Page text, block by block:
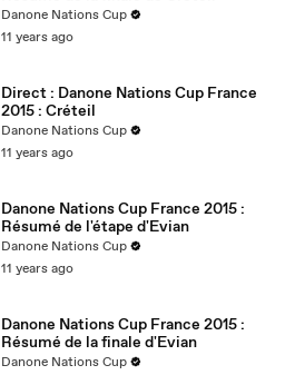
Danone Nations Cup
11 years ago
Direct : Danone Nations Cup France
2015 : Créteil
Danone Nations Cup
11 years ago
Danone Nations Cup France 2015 :
Résumé de l'étape d'Evian
Danone Nations Cup
11 years ago
Danone Nations Cup France 2015 :
Résumé de la finale d'Evian
Danone Nations Cup